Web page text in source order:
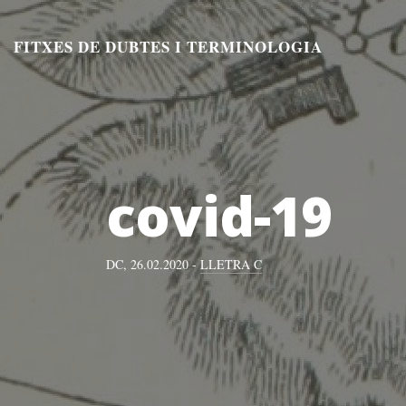
Aneu
al
contingut
FITXES DE DUBTES I TERMINOLOGIA
covid-19
DC, 26.02.2020 -LLETRA C